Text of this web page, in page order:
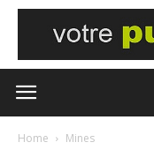
Home Mines